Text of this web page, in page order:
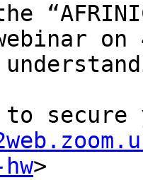
webinar
to
>